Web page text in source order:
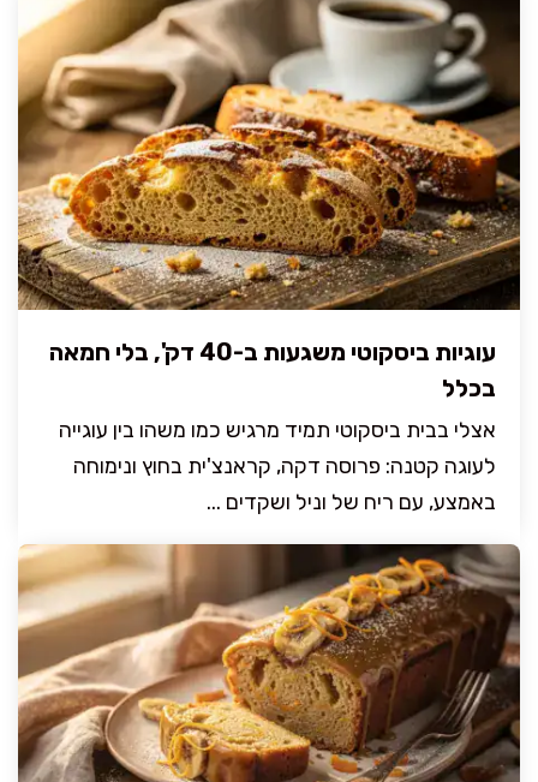
עוגיות ביסקוטי משגעות ב-40 דק', בלי חמאה
בכלל
אצלי בבית ביסקוטי תמיד מרגיש כמו משהו בין עוגייה
לעוגה קטנה: פרוסה דקה, קראנצ'ית בחוץ ונימוחה
באמצע, עם ריח של וניל ושקדים ...